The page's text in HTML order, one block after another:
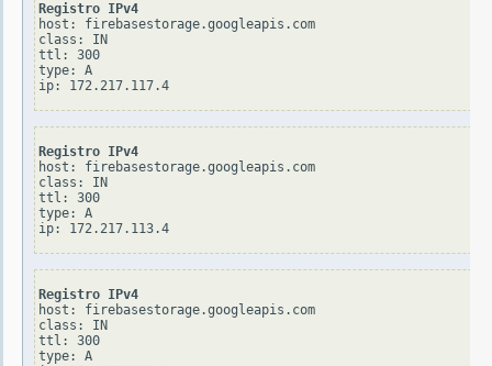
Registro IPv4
host: firebasestorage.googleapis.com
class: IN
ttl: 300
type: A
Registro IPv4
host: firebasestorage.googleapis.com
class: IN
ttl: 300
type: A
Registro IPv4
host: firebasestorage.googleapis.com
class: IN
ttl: 300
type: A